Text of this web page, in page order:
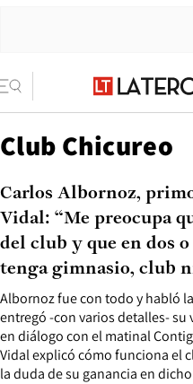
Club Chicureo
Albornoz fue con todo y habló
entregó -con varios detalles- su
en diálogo con el matinal
Vidal explicó cómo funciona el
la duda de su ganancia en
Carlos Albornoz,
Vidal: “Me preocupa
del club y que en dos
tenga gimnasio, club